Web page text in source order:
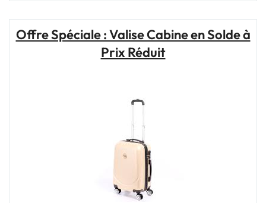
Voyage
en
Offre Spéciale : Valise Cabine en Solde à
Prix Réduit